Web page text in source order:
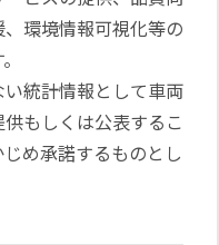
環境情報可視化等の
統計情報として車両
もしくは公表するこ
め承諾するものとし